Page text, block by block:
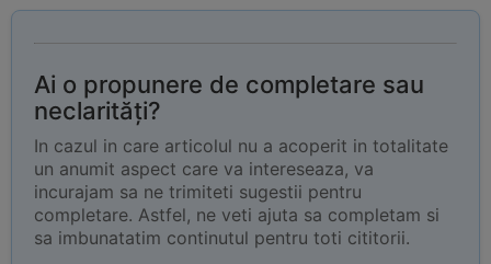
Ai o propunere de completare sau
neclarități?
In cazul in care articolul nu a acoperit in totalitate
un anumit aspect care va intereseaza, va
incurajam sa ne trimiteti sugestii pentru
completare. Astfel, ne veti ajuta sa completam si
sa imbunatatim continutul pentru toti cititorii.